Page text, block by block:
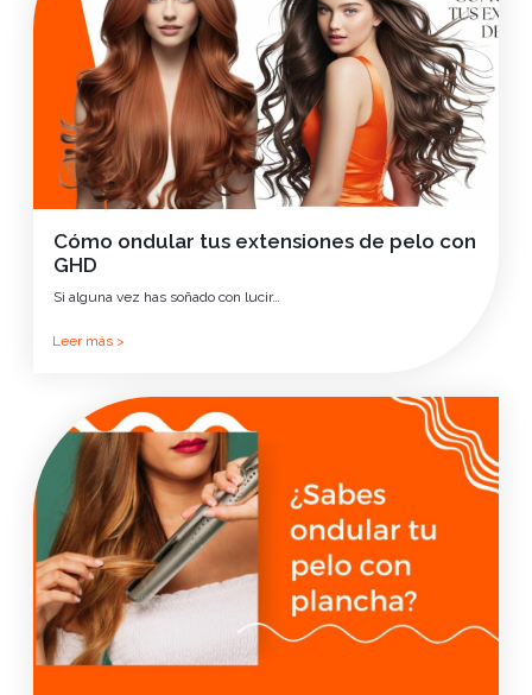
Cómo ondular tus extensiones de pelo con
GHD
Si alguna vez has soñado con lucir…
Leer más >